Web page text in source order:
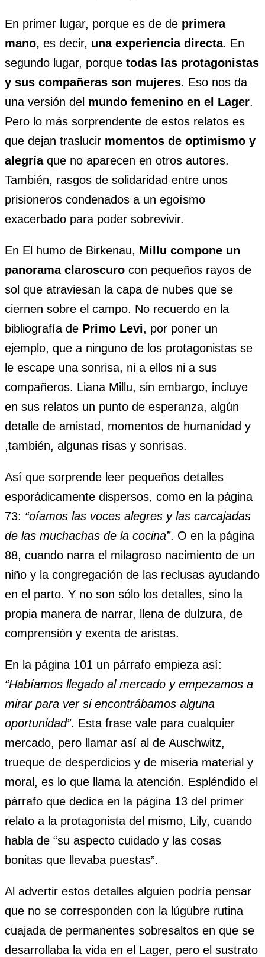
En primer lugar, porque es de de primera
mano, es decir, una experiencia directa. En
segundo lugar, porque todas las protagonistas
y sus compañeras son mujeres. Eso nos da
una versión del mundo femenino en el Lager.
Pero lo más sorprendente de estos relatos es
que dejan traslucir momentos de optimismo y
alegríaque no aparecen en otros autores.
También, rasgos de solidaridad entre unos
prisioneros condenados a un egoísmo
exacerbado para poder sobrevivir.
En El humo de Birkenau, Millu compone un
panorama claroscuro con pequeños rayos de
sol que atraviesan la capa de nubes que se
ciernen sobre el campo. No recuerdo en la
bibliografía de Primo Levi, por poner un
ejemplo, que a ninguno de los protagonistas se
le escape una sonrisa, ni a ellos ni a sus
compañeros. Liana Millu, sin embargo, incluye
en sus relatos un punto de esperanza, algún
detalle de amistad, momentos de humanidad y
,también, algunas risas y sonrisas.
Así que sorprende leer pequeños detalles
esporádicamente dispersos, como en la página
73: “oíamos las voces alegres y las carcajadas
de las muchachas de la cocina”. O en la página
88, cuando narra el milagroso nacimiento de un
niño y la congregación de las reclusas ayudando
en el parto. Y no son sólo los detalles, sino la
propia manera de narrar, llena de dulzura, de
comprensión y exenta de aristas.
En la página 101 un párrafo empieza así:
“Habíamos llegado al mercado y empezamos a
mirar para ver si encontrábamos alguna
oportunidad”. Esta frase vale para cualquier
mercado, pero llamar así al de Auschwitz,
trueque de desperdicios y de miseria material y
moral, es lo que llama la atención. Espléndido el
párrafo que dedica en la página 13 del primer
relato a la protagonista del mismo, Lily, cuando
habla de “su aspecto cuidado y las cosas
bonitas que llevaba puestas”.
Al advertir estos detalles alguien podría pensar
que no se corresponden con la lúgubre rutina
cuajada de permanentes sobresaltos en que se
desarrollaba la vida en el Lager, pero el sustrato